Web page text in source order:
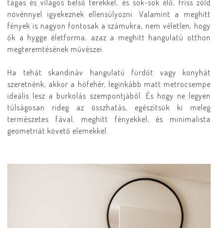
tágas és világos belső terekkel, és sok-sok élő, friss zöld
növénnyel igyekeznek ellensúlyozni. Valamint a meghitt
fények is nagyon fontosak a számukra, nem véletlen, hogy
ők a hygge életforma, azaz a meghitt hangulatú otthon
megteremtésének művészei.
Ha tehát skandináv hangulatú fürdőt vagy konyhát
szeretnénk, akkor a hófehér, leginkább matt metrocsempe
ideális lesz a burkolás szempontjából. És hogy ne legyen
túlságosan rideg az összhatás, egészítsük ki meleg
természetes fával, meghitt fényekkel, és minimalista
geometriát követő elemekkel.